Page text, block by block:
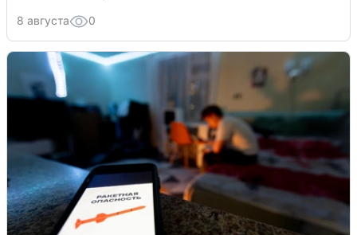
8 августа 0